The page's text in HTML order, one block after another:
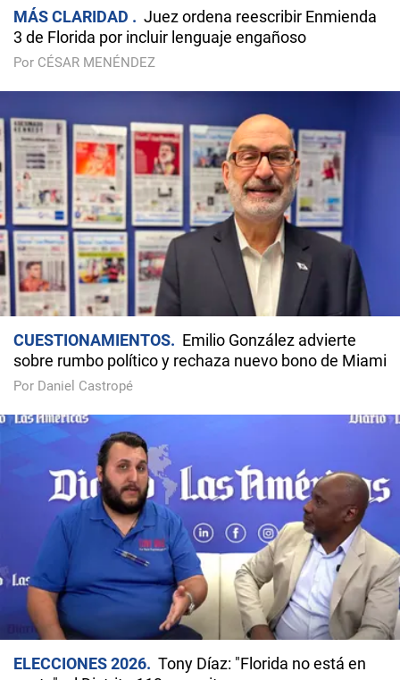
MÁS CLARIDAD
Juez ordena reescribir Enmienda
3 de Florida por incluir lenguaje engañoso
Por CÉSAR MENÉNDEZ
CUESTIONAMIENTOS
Emilio González advierte
sobre rumbo político y rechaza nuevo bono de Miami
Por Daniel Castropé
ELECCIONES 2026
Tony Díaz: "Florida no está en